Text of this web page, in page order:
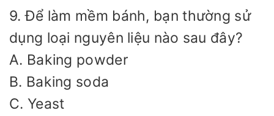
9. Để làm mềm bánh, bạn thường sử
dụng loại nguyên liệu nào sau đây?
A. Baking powder
B. Baking soda
C. Yeast